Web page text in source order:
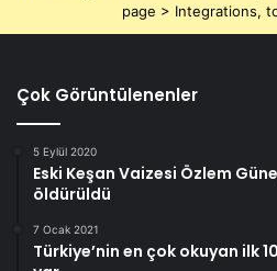
page > Integrations,
Çok Görüntülenenler
5 Eylül 2020
Eski Keşan Vaizesi Özlem
öldürüldü
7 Ocak 2021
Türkiye’nin en çok okuyan ilk